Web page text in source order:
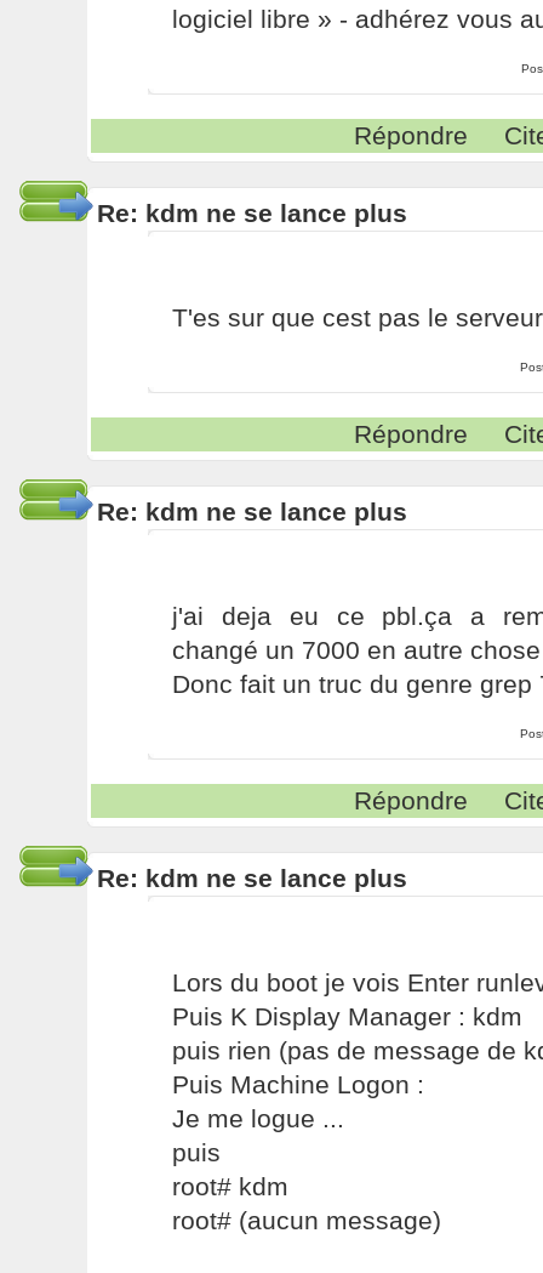
logiciel libre » - adhérez vous
Répondre
Re: kdm ne se lance plus
T'es sur que cest pas le
Répondre
Re: kdm ne se lance plus
j'ai deja eu ce pbl.ça a
changé un 7000 en autre
Donc fait un truc du genre grep
Répondre
Re: kdm ne se lance plus
Lors du boot je vois Enter
Puis K Display Manager : kdm
puis rien (pas de message de
Puis Machine Logon :
Je me logue ...
puis
root# kdm
root# (aucun message)